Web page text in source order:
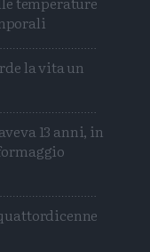
la vita un
13 anni, in